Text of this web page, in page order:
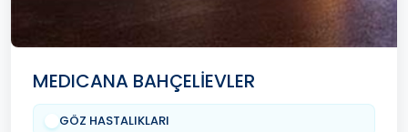
MEDICANA BAHÇELİEVLER
GÖZ HASTALIKLARI